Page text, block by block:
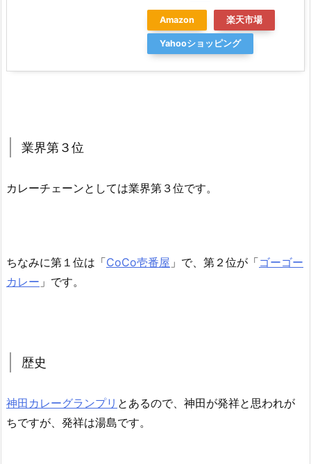
Amazon 楽天市場
Yahooショッピング
業界第３位
カレーチェーンとしては業界第３位です。
ちなみに第１位は「CoCo壱番屋 」で、第２位が「ゴーゴー
カレー 」です。
歴史
神田カレーグランプリ とあるので、神田が発祥と思われが
ちですが、発祥は湯島です。